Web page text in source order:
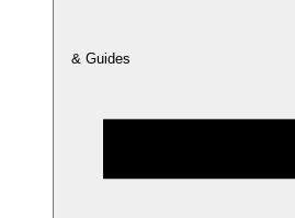
& Guides